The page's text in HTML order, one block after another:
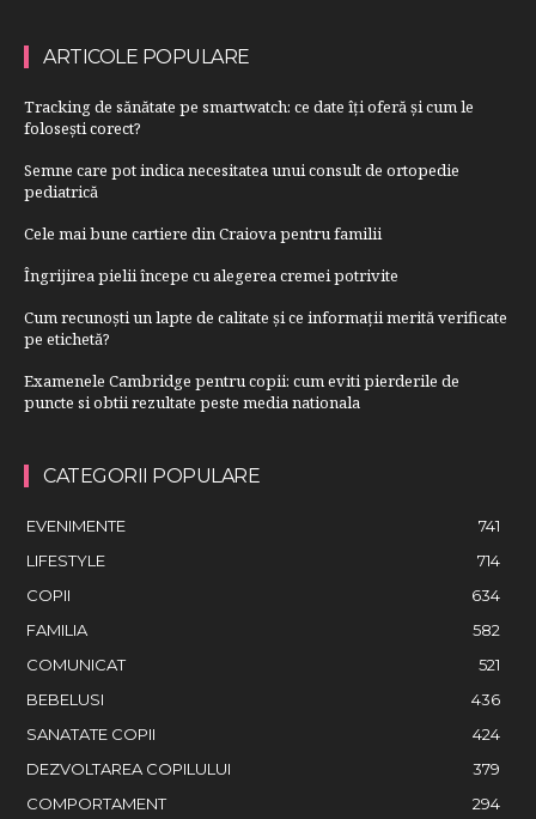
ARTICOLE POPULARE
Tracking de sănătate pe smartwatch: ce date îți oferă și cum le
folosești corect?
Semne care pot indica necesitatea unui consult de ortopedie
pediatrică
Cele mai bune cartiere din Craiova pentru familii
Îngrijirea pielii începe cu alegerea cremei potrivite
Cum recunoști un lapte de calitate și ce informații merită verificate
pe etichetă?
Examenele Cambridge pentru copii: cum eviti pierderile de
puncte si obtii rezultate peste media nationala
CATEGORII POPULARE
EVENIMENTE
741
LIFESTYLE
714
COPII
634
FAMILIA
582
COMUNICAT
521
BEBELUSI
436
SANATATE COPII
424
DEZVOLTAREA COPILULUI
379
COMPORTAMENT
294